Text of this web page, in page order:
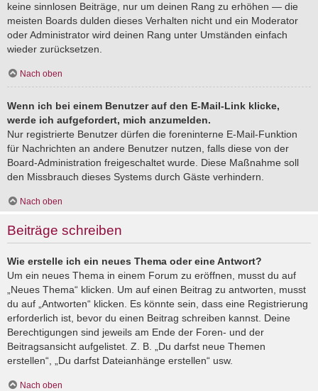
keine sinnlosen Beiträge, nur um deinen Rang zu erhöhen — die
meisten Boards dulden dieses Verhalten nicht und ein Moderator
oder Administrator wird deinen Rang unter Umständen einfach
wieder zurücksetzen.
Nach oben
Wenn ich bei einem Benutzer auf den E-Mail-Link klicke,
werde ich aufgefordert, mich anzumelden.
Nur registrierte Benutzer dürfen die foreninterne E-Mail-Funktion
für Nachrichten an andere Benutzer nutzen, falls diese von der
Board-Administration freigeschaltet wurde. Diese Maßnahme soll
den Missbrauch dieses Systems durch Gäste verhindern.
Nach oben
Beiträge schreiben
Wie erstelle ich ein neues Thema oder eine Antwort?
Um ein neues Thema in einem Forum zu eröffnen, musst du auf
„Neues Thema“ klicken. Um auf einen Beitrag zu antworten, musst
du auf „Antworten“ klicken. Es könnte sein, dass eine Registrierung
erforderlich ist, bevor du einen Beitrag schreiben kannst. Deine
Berechtigungen sind jeweils am Ende der Foren- und der
Beitragsansicht aufgelistet. Z. B. „Du darfst neue Themen
erstellen“, „Du darfst Dateianhänge erstellen“ usw.
Nach oben